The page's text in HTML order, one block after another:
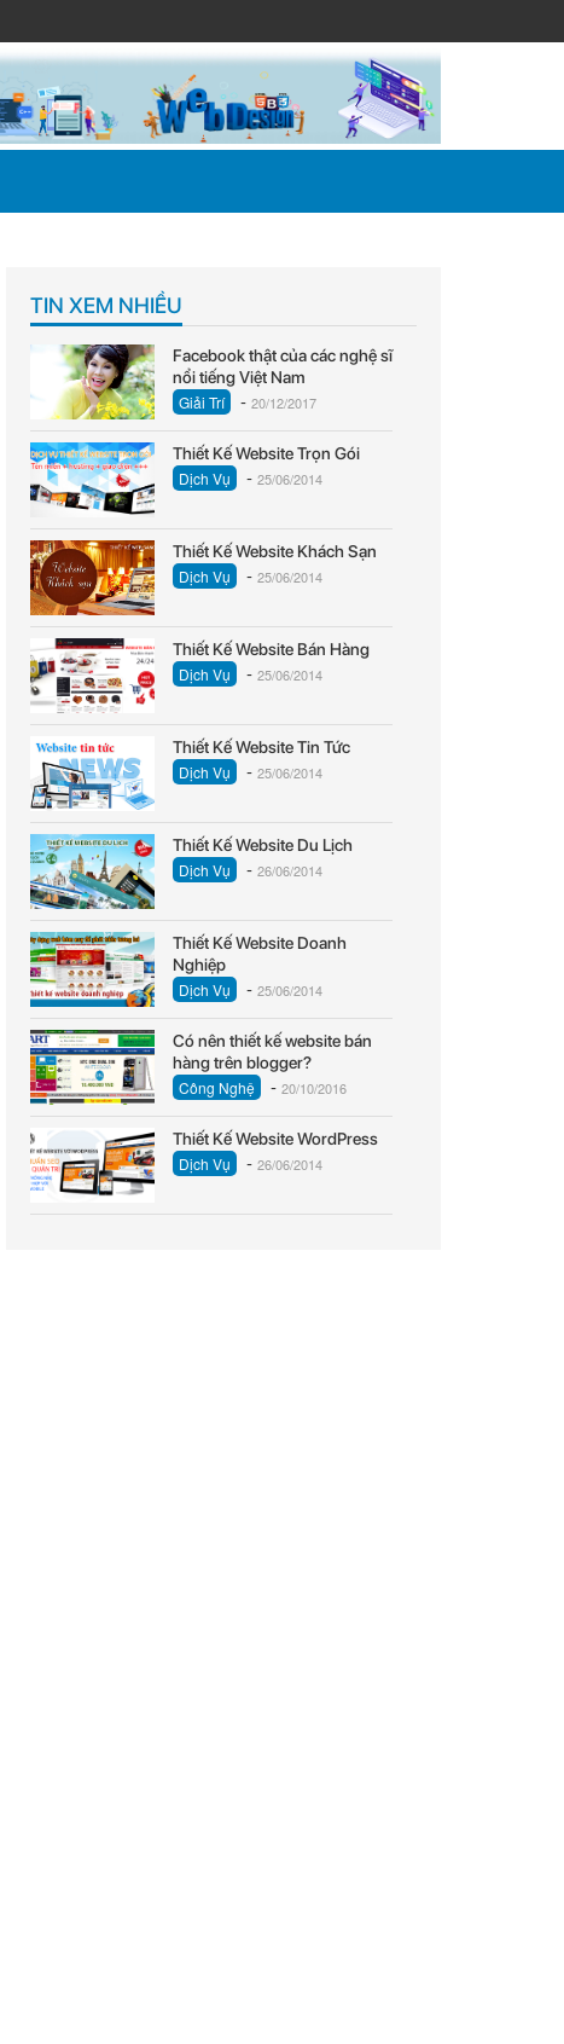
TIN XEM NHIỀU
Facebook thật của các nghệ sĩ
nổi tiếng Việt Nam
Giải Trí - 20/12/2017
Thiết Kế Website Trọn Gói
Dịch Vụ - 25/06/2014
Thiết Kế Website Khách Sạn
Dịch Vụ - 25/06/2014
Thiết Kế Website Bán Hàng
Dịch Vụ - 25/06/2014
Thiết Kế Website Tin Tức
Dịch Vụ - 25/06/2014
Thiết Kế Website Du Lịch
Dịch Vụ - 26/06/2014
Thiết Kế Website Doanh
Nghiệp
Dịch Vụ - 25/06/2014
Có nên thiết kế website bán
hàng trên blogger?
Công Nghệ - 20/10/2016
Thiết Kế Website WordPress
Dịch Vụ - 26/06/2014